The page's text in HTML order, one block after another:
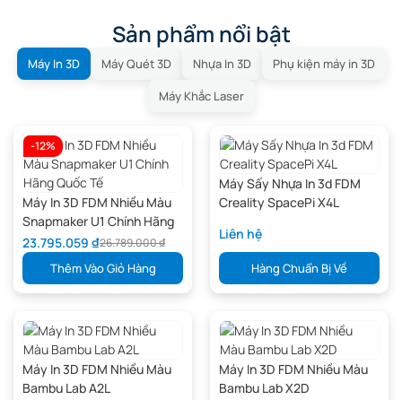
Sản phẩm nổi bật
Máy In 3D Máy Quét 3D Nhựa In 3D
Phụ kiện máy in 3D
Máy Khắc Laser
-12%
Máy In 3D FDM Nhiều Màu
Snapmaker U1 Chính Hãng
Quốc Tế
26.789.000₫
23.795.059 ₫
Thêm Vào Giỏ Hàng
Máy Sấy Nhựa In 3d FDM
Creality SpacePi X4L
Liên hệ
Hàng Chuẩn Bị Về
Máy In 3D FDM Nhiều Màu
Bambu Lab A2L
Máy In 3D FDM Nhiều Màu
Bambu Lab X2D